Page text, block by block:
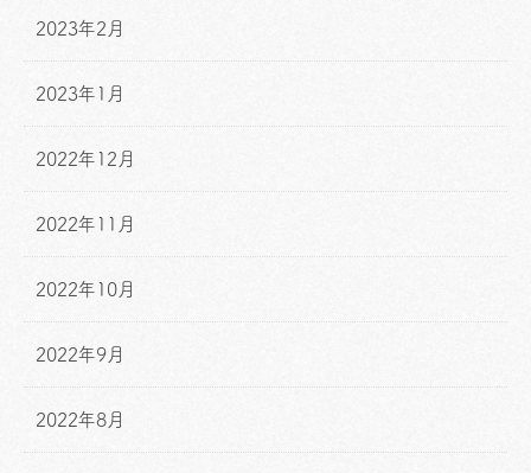
2023年2月
2023年1月
2022年12月
2022年11月
2022年10月
2022年9月
2022年8月